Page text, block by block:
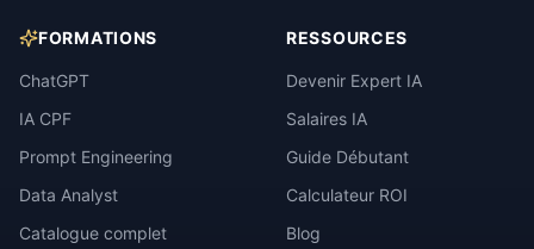
FORMATIONS
ChatGPT
IA CPF
Prompt Engineering
Data Analyst
Catalogue complet
RESSOURCES
Devenir Expert IA
Salaires IA
Guide Débutant
Calculateur ROI
Blog